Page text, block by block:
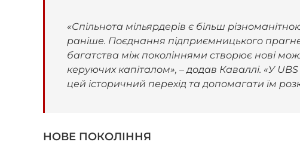
«Спільнота мільярдерів є більш
раніше. Поєднання підприємницького
багатства між поколіннями створює нові
керуючих капіталом», – додав Каваллі. «У
цей історичний перехід та допомагати їм
НОВЕ ПОКОЛІННЯ